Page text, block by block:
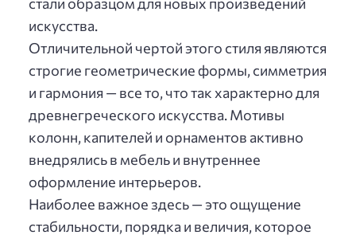
искусства.
Отличительной чертой этого стиля являются
строгие геометрические формы, симметрия
и гармония — все то, что так характерно для
древнегреческого искусства. Мотивы
колонн, капителей и орнаментов активно
внедрялись в мебель и внутреннее
оформление интерьеров.
Наиболее важное здесь — это ощущение
стабильности, порядка и величия, которое